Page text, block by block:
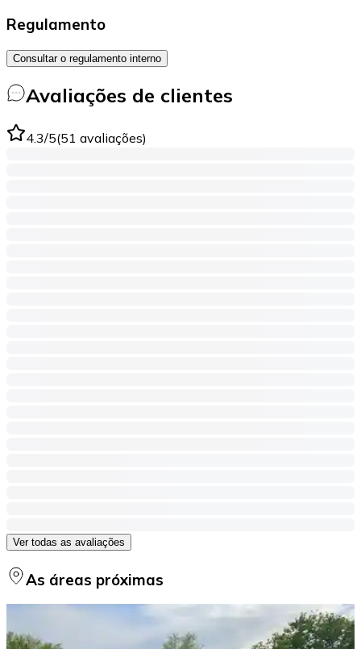
Regulamento
Consultar o regulamento interno
Avaliações de clientes
4.3/5(51 avaliações)
Ver todas as avaliações
As áreas próximas